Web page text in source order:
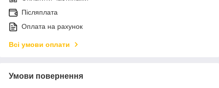
Післяплата
Оплата на рахунок
Всі умови оплати
Умови повернення